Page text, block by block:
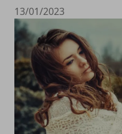
13/01/2023